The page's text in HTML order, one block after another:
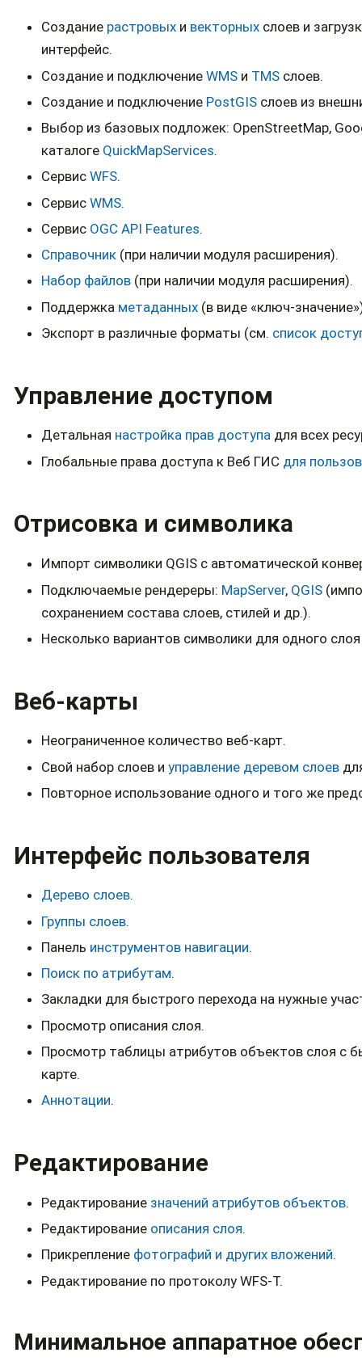
Создание растровых и векторных слоев и
интерфейс.
Создание и подключение WMS и TMS слоев.
Создание и подключение PostGIS слоев из
Выбор из базовых подложек: OpenStreetMap,
каталоге QuickMapServices.
Сервис WFS.
Сервис WMS.
Сервис OGC API Features.
Справочник (при наличии модуля расширения).
Набор файлов (при наличии модуля расширения).
Поддержка метаданных (в виде «ключ-
Экспорт в различные форматы (см. список
Управление доступом
Детальная настройка прав доступа для всех
Глобальные права доступа к Веб ГИС для
Отрисовка и символика
Импорт символики QGIS с автоматической
Подключаемые рендереры: MapServer, QGIS
сохранением состава слоев, стилей и др.).
Несколько вариантов символики для одного
Веб-карты
Неограниченное количество веб-карт.
Свой набор слоев и управление деревом слоев
Повторное использование одного и того же
Интерфейс пользователя
Дерево слоев.
Группы слоев.
Панель инструментов навигации.
Поиск по атрибутам.
Закладки для быстрого перехода на нужные
Просмотр описания слоя.
Просмотр таблицы атрибутов объектов слоя с
карте.
Аннотации.
Редактирование
Редактирование значений атрибутов объектов.
Редактирование описания слоя.
Прикрепление фотографий и других вложений.
Редактирование по протоколу WFS-T.
Минимальное аппаратное